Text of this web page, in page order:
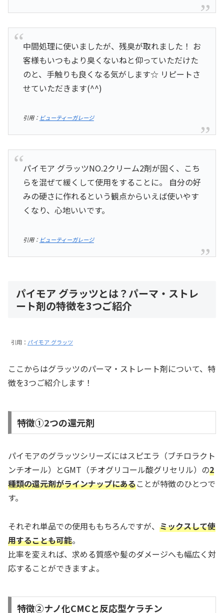
中間処理に使いましたが、残臭が取れました！ お
客様もいつもより臭くないねと仰っていただけた
のと、手触りも良くなる気がします☆ リピートさ
せていただきます(^^)
引用： ビューティーガレージ
パイモア グラッツNО.2クリーム2剤が固く、こち
らを混ぜて緩くして使用をすることに。 自分の好
みの硬さに作れるという観点からいえば使いやす
くなり、心地いいです。
引用： ビューティーガレージ
パイモア グラッツとは？パーマ・ストレ
ート剤の特徴を3つご紹介
引用： パイモア グラッツ
ここからはグラッツのパーマ・ストレート剤について、特
徴を3つご紹介します！
特徴①2つの還元剤
パイモアのグラッツシリーズにはスピエラ（ブチロラクト
ンチオール）とGMT（チオグリコール酸グリセリル）の2
種類の還元剤がラインナップにあることが特徴のひとつで
す。
それぞれ単品での使用ももちろんですが、 ミックスして使
用することも可能。
比率を変えれば、求める質感や髪のダメージへも幅広く対
応することができますよ。
特徴②ナノ化CMCと反応型ケラチン